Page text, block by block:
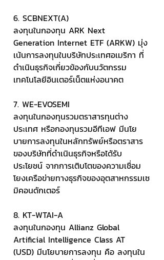
6. SCBNEXT(A)
ลงทุนในกองทุน ARK Next
Generation Internet ETF (ARKW) มุ่ง
เน้นการลงทุนในบริษัทประเทศอเมริกา ที่
ดำเนินธุรกิจเกี่ยวข้องกับนวัตกรรม
เทคโนโลยีอินเตอร์เน็ตแห่งอนาคต
7. WE-EVOSEMI
ลงทุนในกองทุนรวมตราสารทุนต่าง
ประเทศ หรือกองทุนรวมอีทีเอฟ มีนโย
บายการลงทุนในหลักทรัพย์หรือตราสาร
ของบริษัทที่ดำเนินธุรกิจหรือได้รับ
ประโยชน์ จากการเติบโตของความเชื่อม
โยงเครือข่ายทางธุรกิจของอุตสาหกรรมเซ
มิคอนดักเตอร์
8. KT-WTAI-A
ลงทุนในกองทุน Allianz Global
Artificial Intelligence Class AT
(USD) มีนโยบายการลงทุน คือ ลงทุนใน